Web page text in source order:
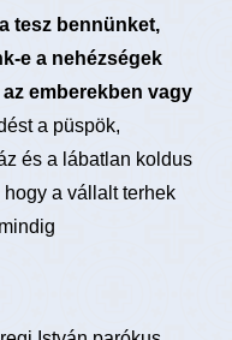
tesz bennünket,
e a nehézségek
emberekben vagy
a püspök,
és a lábatlan koldus
a vállalt terhek